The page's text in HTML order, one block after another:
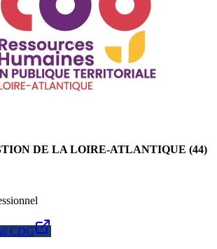
DE LA LOIRE-ATLANTIQUE (44)
CDG